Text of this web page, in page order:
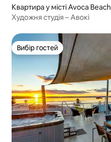
Квартира у місті Avoca Beach
Художня студія – Авокі
Вибір гостей
Вибір гостей